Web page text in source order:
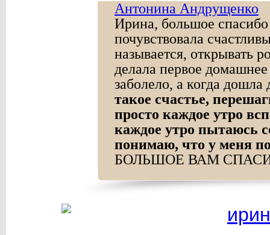
Антонина Андрущенко
Ирина, большое
почувствовала
называется, открывать
делала первое
заболело, а когда
такое счастье,
просто каждое утро
каждое утро пытаюсь
понимаю, что у меня
БОЛЬШОЕ ВАМ